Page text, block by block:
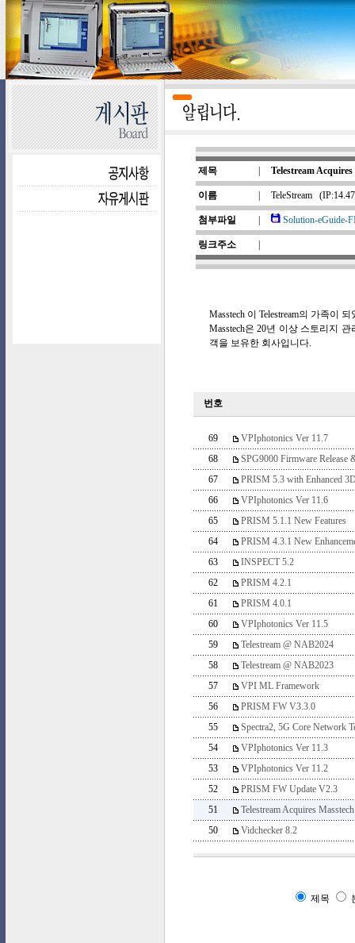
제목 Telestream Acquires
이름 TeleStream
첨부파일 Solution-eGuide-
링크주소
Masstech 이 Telestream의 가족이
Masstech은 20년 이상 스토리지
객을 보유한 회사입니다.
번호
69
VPIphotonics Ver 11.7
68
SPG9000 Firmware Release
67
PRISM 5.3 with Enhanced
66
VPIphotonics Ver 11.6
65
PRISM 5.1.1 New Features
64
PRISM 4.3.1 New
63
INSPECT 5.2
62
PRISM 4.2.1
61
PRISM 4.0.1
60
VPIphotonics Ver 11.5
59
Telestream @ NAB2024
58
Telestream @ NAB2023
57
VPI ML Framework
56
PRISM FW V3.3.0
55
Spectra2, 5G Core Network
54
VPIphotonics Ver 11.3
53
VPIphotonics Ver 11.2
52
PRISM FW Update V2.3
51
Telestream Acquires Masstech
50
Vidchecker 8.2
제목